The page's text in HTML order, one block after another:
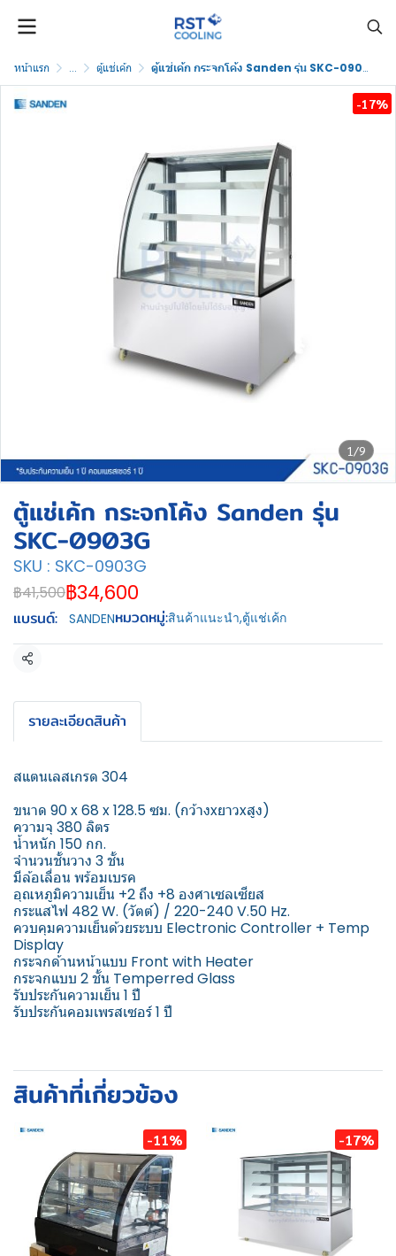
หน้าแรก ... ตู้แช่เค้ก ตู้แช่เค้ก กระจกโค้ง Sanden รุ่น SKC-0903G
1/9
-17%
ตู้แช่เค้ก กระจกโค้ง Sanden รุ่น
SKC-0903G
SKU : SKC-0903G
฿41,500฿34,600
แบรนด์: SANDENหมวดหมู่:สินค้าแนะนำ,ตู้แช่เค้ก
แชร์
รายละเอียดสินค้า
สแตนเลสเกรด 304
ขนาด 90 x 68 x 128.5 ซม. (กว้างxยาวxสูง)
ความจุ 380 ลิตร
น้ำหนัก 150 กก.
จำนวนชั้นวาง 3 ชั้น
มีล้อเลื่อน พร้อมเบรค
อุณหภูมิความเย็น +2 ถึง +8 องศาเซลเซียส
กระแสไฟ 482 W. (วัตต์) / 220-240 V.50 Hz.
ควบคุมความเย็นด้วยระบบ Electronic Controller + Temp
Display
กระจกด้านหน้าแบบ Front with Heater
กระจกแบบ 2 ชั้น Temperred Glass
รับประกันความเย็น 1 ปี
รับประกันคอมเพรสเซอร์ 1 ปี
สินค้าที่เกี่ยวข้อง
-11% -17%